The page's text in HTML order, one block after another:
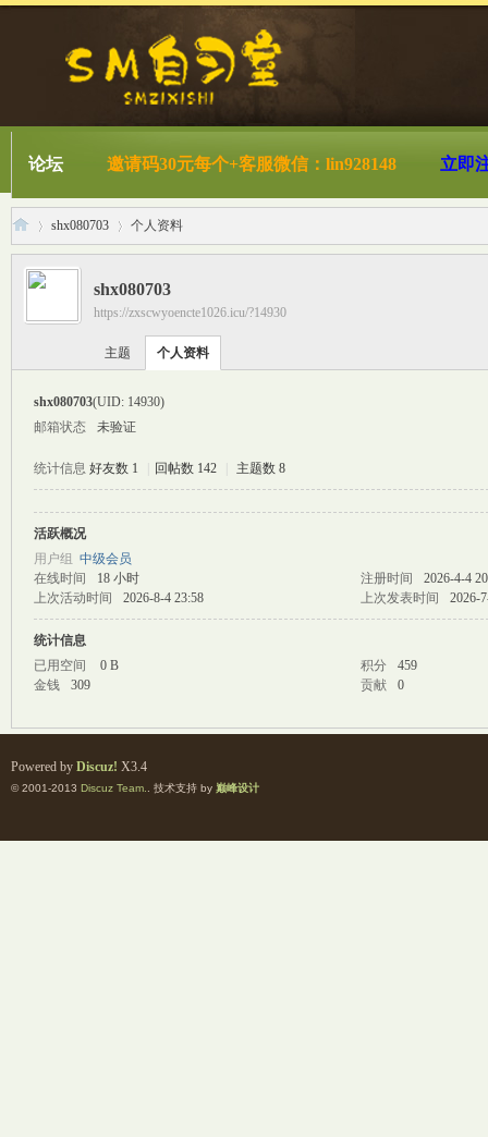
论坛 邀请码30元每个+客服微信：lin928148 立即
›
shx080703
›
个人资料
shx080703
https://zxscwyoencte1026.icu/?14930
主题 个人资料
shx080703(UID: 14930)
邮箱状态
未验证
统计信息 好友数 1 回帖数 142 主题数 8
活跃概况
用户组 中级会员
在线时间
18 小时 注册时间
2026-4-4
上次活动时间
2026-8-4 23:58 上次发表时间 2026-
统计信息
已用空间
0 B 积分
459
金钱
309 贡献 0
Powered by Discuz! X3.4
© 2001-2013 Discuz Team. . 技术支持 by 巅峰设计